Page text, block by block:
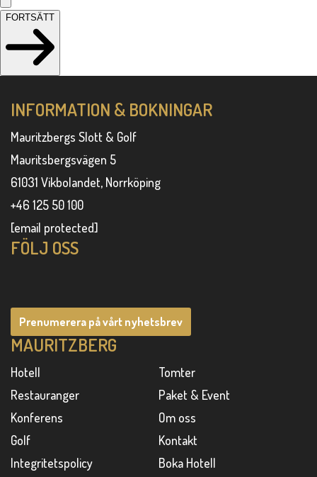
FORTSÄTT
INFORMATION & BOKNINGAR
Mauritzbergs Slott & Golf
Mauritsbergsvägen 5
61031 Vikbolandet, Norrköping
+46 125 50 100
[email protected]
FÖLJ OSS
Prenumerera på vårt nyhetsbrev
MAURITZBERG
Hotell
Tomter
Restauranger
Paket & Event
Konferens
Om oss
Golf
Kontakt
Integritetspolicy
Boka Hotell